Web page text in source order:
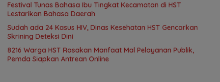
Festival Tunas Bahasa Ibu Tingkat Kecamatan di HST
Lestarikan Bahasa Daerah
Sudah ada 24 Kasus HIV, Dinas Kesehatan HST Gencarkan
Skrining Deteksi Dini
8216 Warga HST Rasakan Manfaat Mal Pelayanan Publik,
Pemda Siapkan Antrean Online